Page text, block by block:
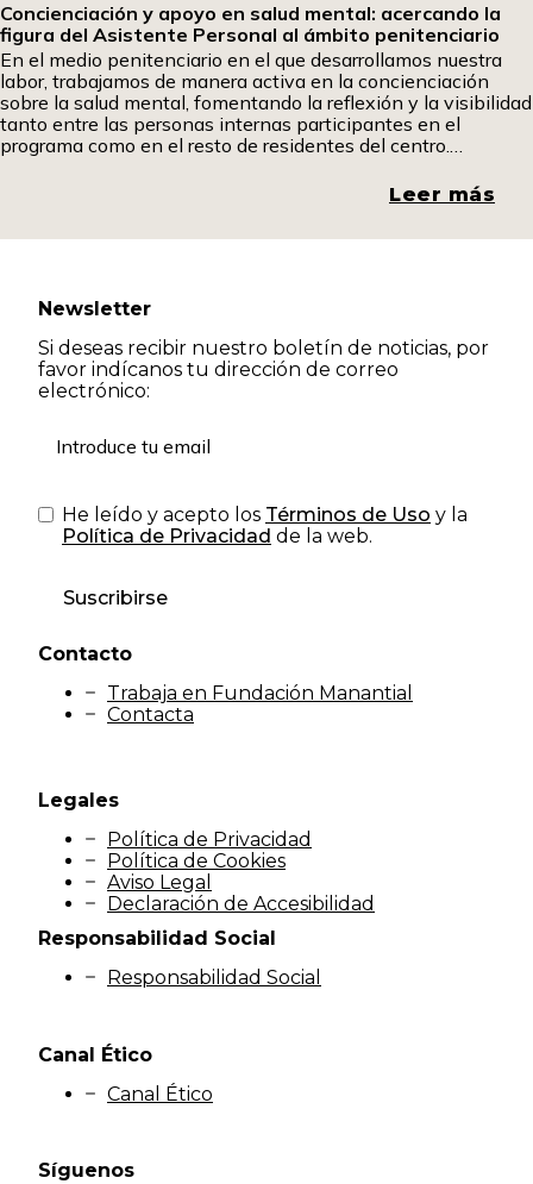
Concienciación y apoyo en salud mental: acercando la
figura del Asistente Personal al ámbito penitenciario
En el medio penitenciario en el que desarrollamos nuestra
labor, trabajamos de manera activa en la concienciación
sobre la salud mental, fomentando la reflexión y la visibilidad
tanto entre las personas internas participantes en el
programa como en el resto de residentes del centro.
fundamental para romper estigmas y generar una mirada
Leer más
Newsletter
Si deseas recibir nuestro boletín de noticias, por
favor indícanos tu dirección de correo
electrónico:
He leído y acepto los Términos de Uso y la
Política de Privacidad de la web.
Suscribirse
Contacto
Trabaja en Fundación Manantial
Contacta
Legales
Política de Privacidad
Política de Cookies
Aviso Legal
Declaración de Accesibilidad
Síguenos
Responsabilidad Social
Responsabilidad Social
Canal Ético
Canal Ético